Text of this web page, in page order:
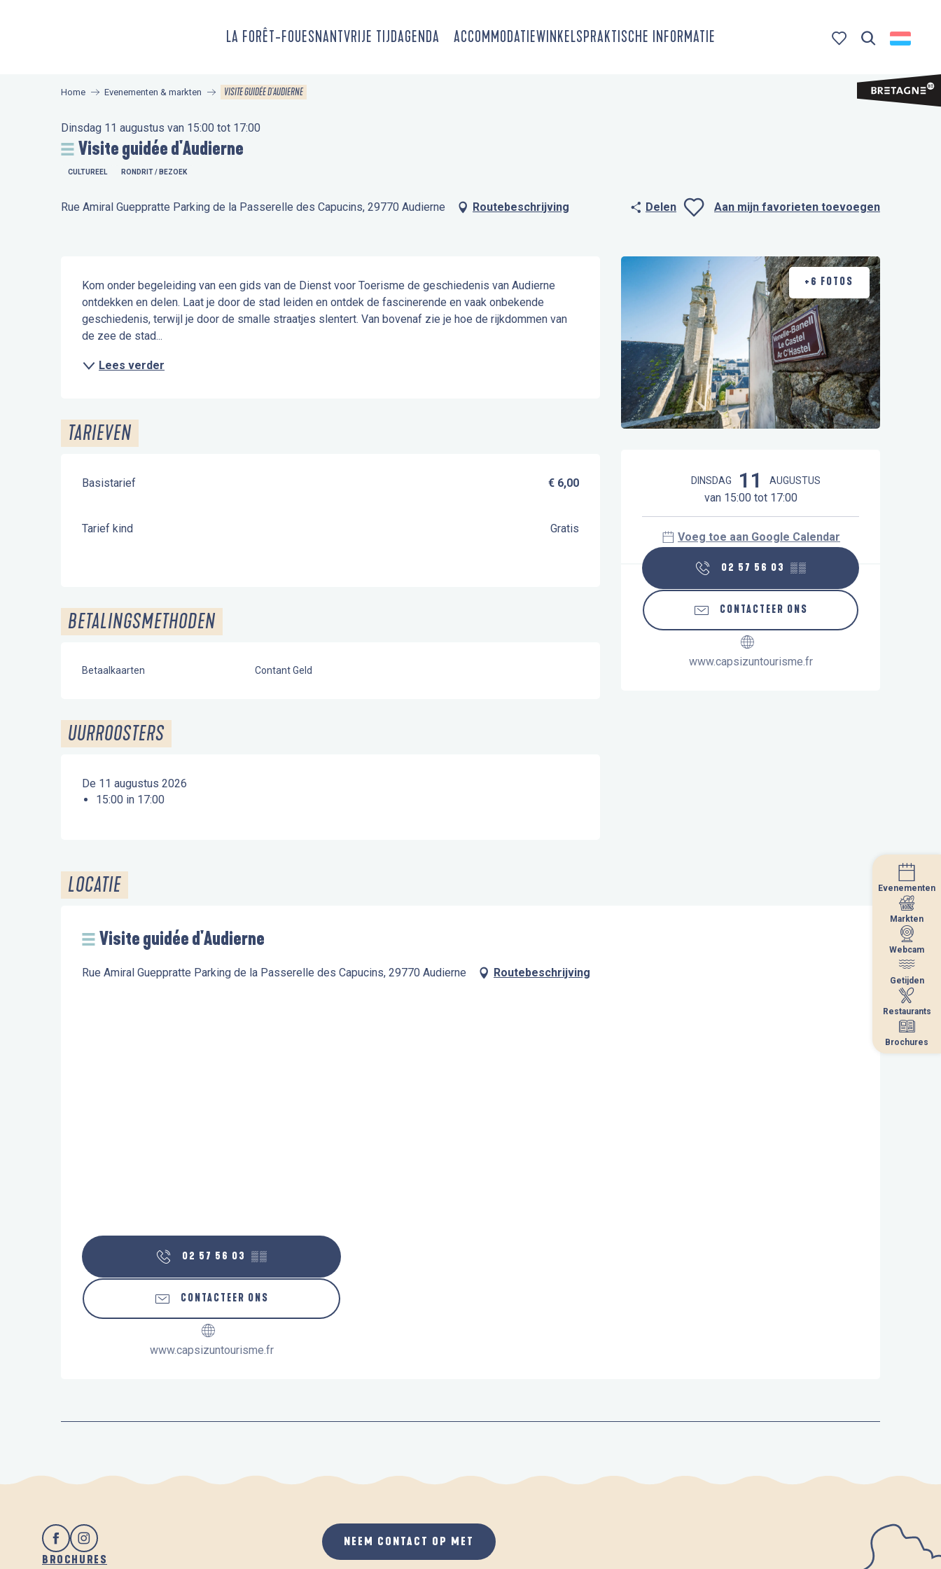
LA FORÊT-FOUESNANTVRIJE TIJDAGENDA ACCOMMODATIEWINKELSPRAKTISCHE INFORMATIE
Evenementen
Markten
Webcam
Getijden
Restaurants
Brochures
Home Evenementen & markten VISITE GUIDÉE D'AUDIERNE
Dinsdag 11 augustus van 15:00 tot 17:00
Visite guidée d'Audierne
CULTUREEL RONDRIT / BEZOEK
Rue Amiral Gueppratte Parking de la Passerelle des Capucins, 29770 Audierne Routebeschrijving Delen Aan mijn favorieten toevoegen
+6 FOTOS
Openingstijden en
DINSDAG 11 AUGUSTUS
van 15:00 tot 17:00
Voeg toe aan Google Calendar
02 57 56 03 ▒▒
CONTACTEER ONS
www.capsizuntourisme.fr
Beschrijving
Kom onder begeleiding van een gids van de Dienst voor Toerisme de geschiedenis van Audierne
ontdekken en delen. Laat je door de stad leiden en ontdek de fascinerende en vaak onbekende
geschiedenis, terwijl je door de smalle straatjes slentert. Van bovenaf zie je hoe de rijkdommen van
de zee de stad...
Lees verder
TARIEVEN
Basistarief € 6,00
Tarief kind Gratis
BETALINGSMETHODEN
Betaalkaarten Contant Geld
UURROOSTERS
De 11 augustus 2026
15:00 in 17:00
LOCATIE
Visite guidée d'Audierne
Rue Amiral Gueppratte Parking de la Passerelle des Capucins, 29770 Audierne Routebeschrijving
02 57 56 03 ▒▒
CONTACTEER ONS
www.capsizuntourisme.fr
BROCHURES
NEEM CONTACT OP MET